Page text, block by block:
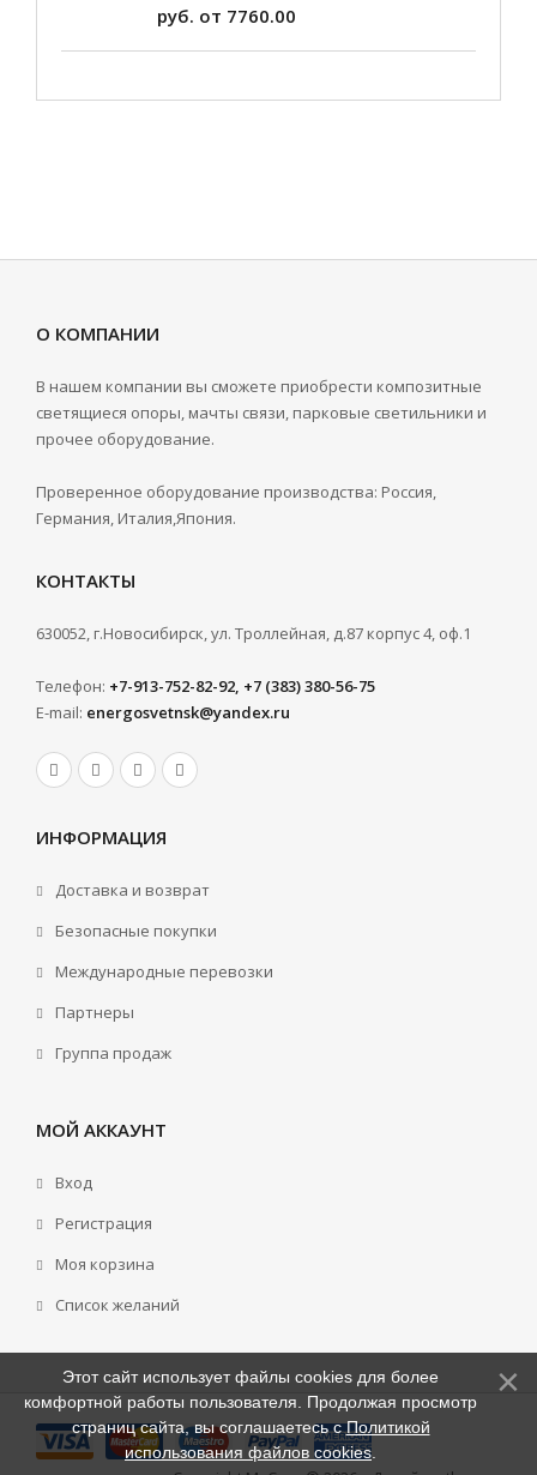
руб. от 7760.00
О КОМПАНИИ
В нашем компании вы сможете приобрести композитные
светящиеся опоры, мачты связи, парковые светильники и
прочее оборудование.
Проверенное оборудование производства: Россия,
Германия, Италия,Япония.
КОНТАКТЫ
630052, г.Новосибирск, ул. Троллейная, д.87 корпус 4, оф.1
Телефон: +7-913-752-82-92, +7 (383) 380-56-75
E-mail: energosvetnsk@yandex.ru
ИНФОРМАЦИЯ
Доставка и возврат
Безопасные покупки
Международные перевозки
Партнеры
Группа продаж
МОЙ АККАУНТ
Вход
Регистрация
Моя корзина
Cписок желаний
Этот сайт использует файлы cookies для более
комфортной работы пользователя. Продолжая просмотр
страниц сайта, вы соглашаетесь сПолитикой
использования файлов cookies